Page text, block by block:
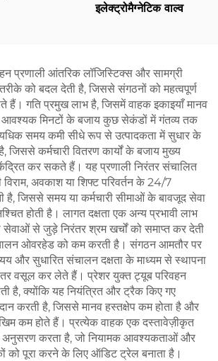
इलेक्ट्रोमैग्नेटिक वाल्व
प्रणाली आंतरिक लॉजिस्टिक्स और सामग्री
को बदल देती है, जिससे संगठनों को महत्वपूर्ण
हैं। गति प्रमुख लाभ है, जिसमें वाहक इकाइयाँ मानव
मिनटों के बजाय कुछ सेकंडों में गंतव्य तक
समय कमी सीधे रूप से उत्पादकता में सुधार के
जिससे कर्मचारी वितरण कार्यों के बजाय मुख्य
केंद्रित कर सकते हैं। यह प्रणाली निरंतर संचालित
विराम, अवकाश या शिफ्ट परिवर्तन के 24/7
है, जिससे समय या कर्मचारी सीमाओं के बावजूद सेवा
होती है। लागत दक्षता एक अन्य प्रभावी लाभ
सेवाओं से जुड़े निरंतर श्रम खर्चों को समाप्त कर देती
ओवरहेड को कम करती है। संगठन आमतौर पर
और सुधारित संचालन दक्षता के माध्यम से स्थापना
वसूल कर लेते हैं। प्रेशर युक्त ट्यूब परिवहन
है, क्योंकि यह नियंत्रित और ट्रैक किए गए
करती है, जिससे मानव हस्तक्षेप कम होता है और
कम होते हैं। प्रत्येक वाहक एक दस्तावेज़ीकृत
अनुसरण करता है, जो नियामक आवश्यकताओं और
को पूरा करने के लिए ऑडिट ट्रेल बनाता है।